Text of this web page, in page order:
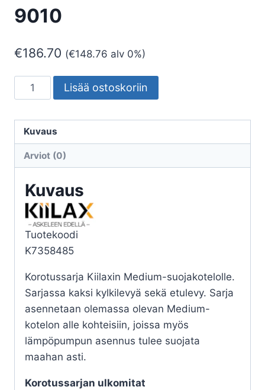
9010
€186.70 (€148.76 alv 0%)
KOROTUSSARJA
KIILAX
KOTELOLLE
RAL
9010
Lisää ostoskoriin
Kuvaus
Arviot (0)
Kuvaus
Tuotekoodi
K7358485
Korotussarja Kiilaxin Medium-suojakotelolle.
Sarjassa kaksi kylkilevyä sekä etulevy. Sarja
asennetaan olemassa olevan Medium-
kotelon alle kohteisiin, joissa myös
lämpöpumpun asennus tulee suojata
maahan asti.
Korotussarjan ulkomitat